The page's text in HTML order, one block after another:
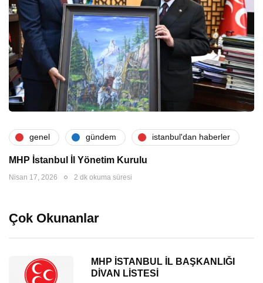
genel gündem i̇stanbul'dan haberler
MHP İstanbul İl Yönetim Kurulu
Nisan 17, 2026 2 dk okuma süresi
Çok Okunanlar
MHP İSTANBUL İL BAŞKANLIĞI
DİVAN LİSTESİ